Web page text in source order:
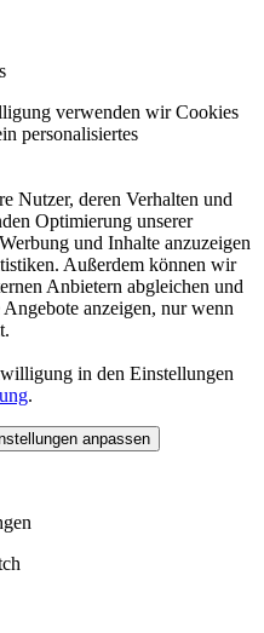
verwenden wir Cookies
personalisiertes
Nutzer, deren Verhalten und
Optimierung unserer
und Inhalte anzuzeigen
Außerdem können wir
Anbietern abgleichen und
anzeigen, nur wenn
in den Einstellungen
.
anpassen